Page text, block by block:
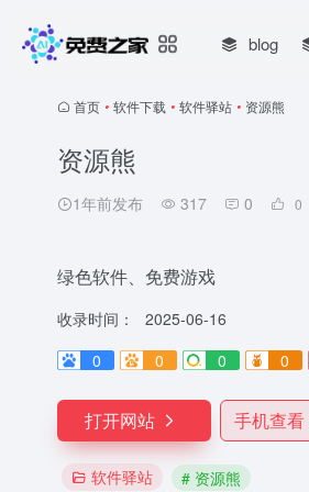
blog
首页 • 软件下载 • 软件驿站 • 资源熊
资源熊
1年前发布 317 0 0
绿色软件、免费游戏
收录时间：
2025-06-16
0
0 0 0
打开网站 手机查看
软件驿站 # 资源熊